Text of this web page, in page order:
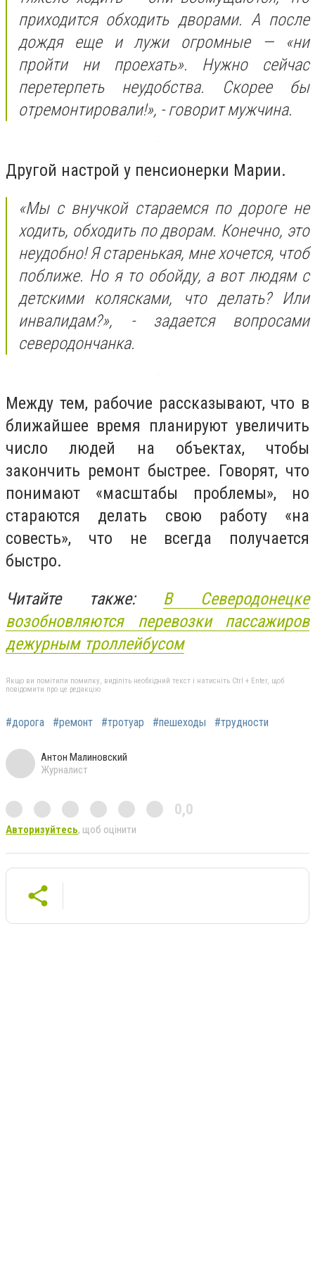
приходится обходить дворами. А после
дождя еще и лужи огромные — «ни
пройти ни проехать». Нужно сейчас
перетерпеть неудобства. Скорее бы
отремонтировали!», - говорит мужчина.
Другой настрой у пенсионерки Марии.
«Мы с внучкой стараемся по дороге не
ходить, обходить по дворам. Конечно, это
неудобно! Я старенькая, мне хочется, чтоб
поближе. Но я то обойду, а вот людям с
детскими колясками, что делать? Или
инвалидам?», - задается вопросами
северодончанка.
Между тем, рабочие рассказывают, что в
ближайшее время планируют увеличить
число людей на объектах, чтобы
закончить ремонт быстрее. Говорят, что
понимают «масштабы проблемы», но
стараются делать свою работу «на
совесть», что не всегда получается
быстро.
Читайте также: В Северодонецке
возобновляются перевозки пассажиров
дежурным троллейбусом
Якщо ви помітили помилку, виділіть необхідний текст і натисніть Ctrl + Enter, щоб
повідомити про це редакцію
#дорога #ремонт #тротуар #пешеходы #трудности
Антон Малиновский
Журналист
0,0
Авторизуйтесь, щоб оцінити